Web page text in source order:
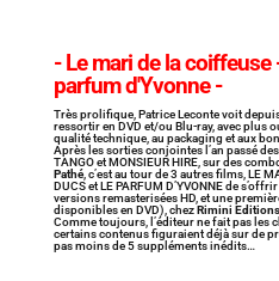
- Le mari de la
parfum d'Yvonne -
Très prolifique, Patrice Leconte voit
ressortir en DVD et/ou Blu-ray, avec plus
qualité technique, au packaging et aux
Après les sorties conjointes l’an passé
TANGO et MONSIEUR HIRE, sur des
Pathé, c’est au tour de 3 autres films, LE
DUCS et LE PARFUM D’YVONNE de
versions remasterisées HD, et une
disponibles en DVD), chezRimini
Comme toujours, l’éditeur ne fait pas les
certains contenus figuraient déjà sur de
pas moins de 5 suppléments inédits…